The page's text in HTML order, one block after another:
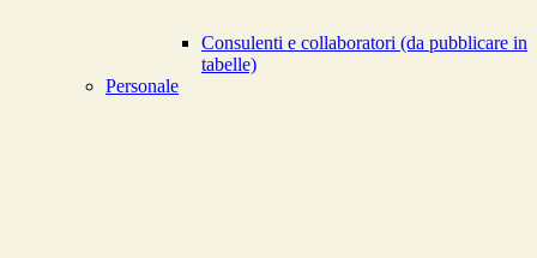
Consulenti e collaboratori (da pubblicare in
tabelle)
Personale